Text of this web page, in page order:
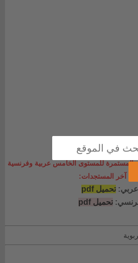
المستمرة للمستوى الخامس عربية وفرنسية
آخر المستجدات:
عربي: تحميل pdf
تحميل pdf